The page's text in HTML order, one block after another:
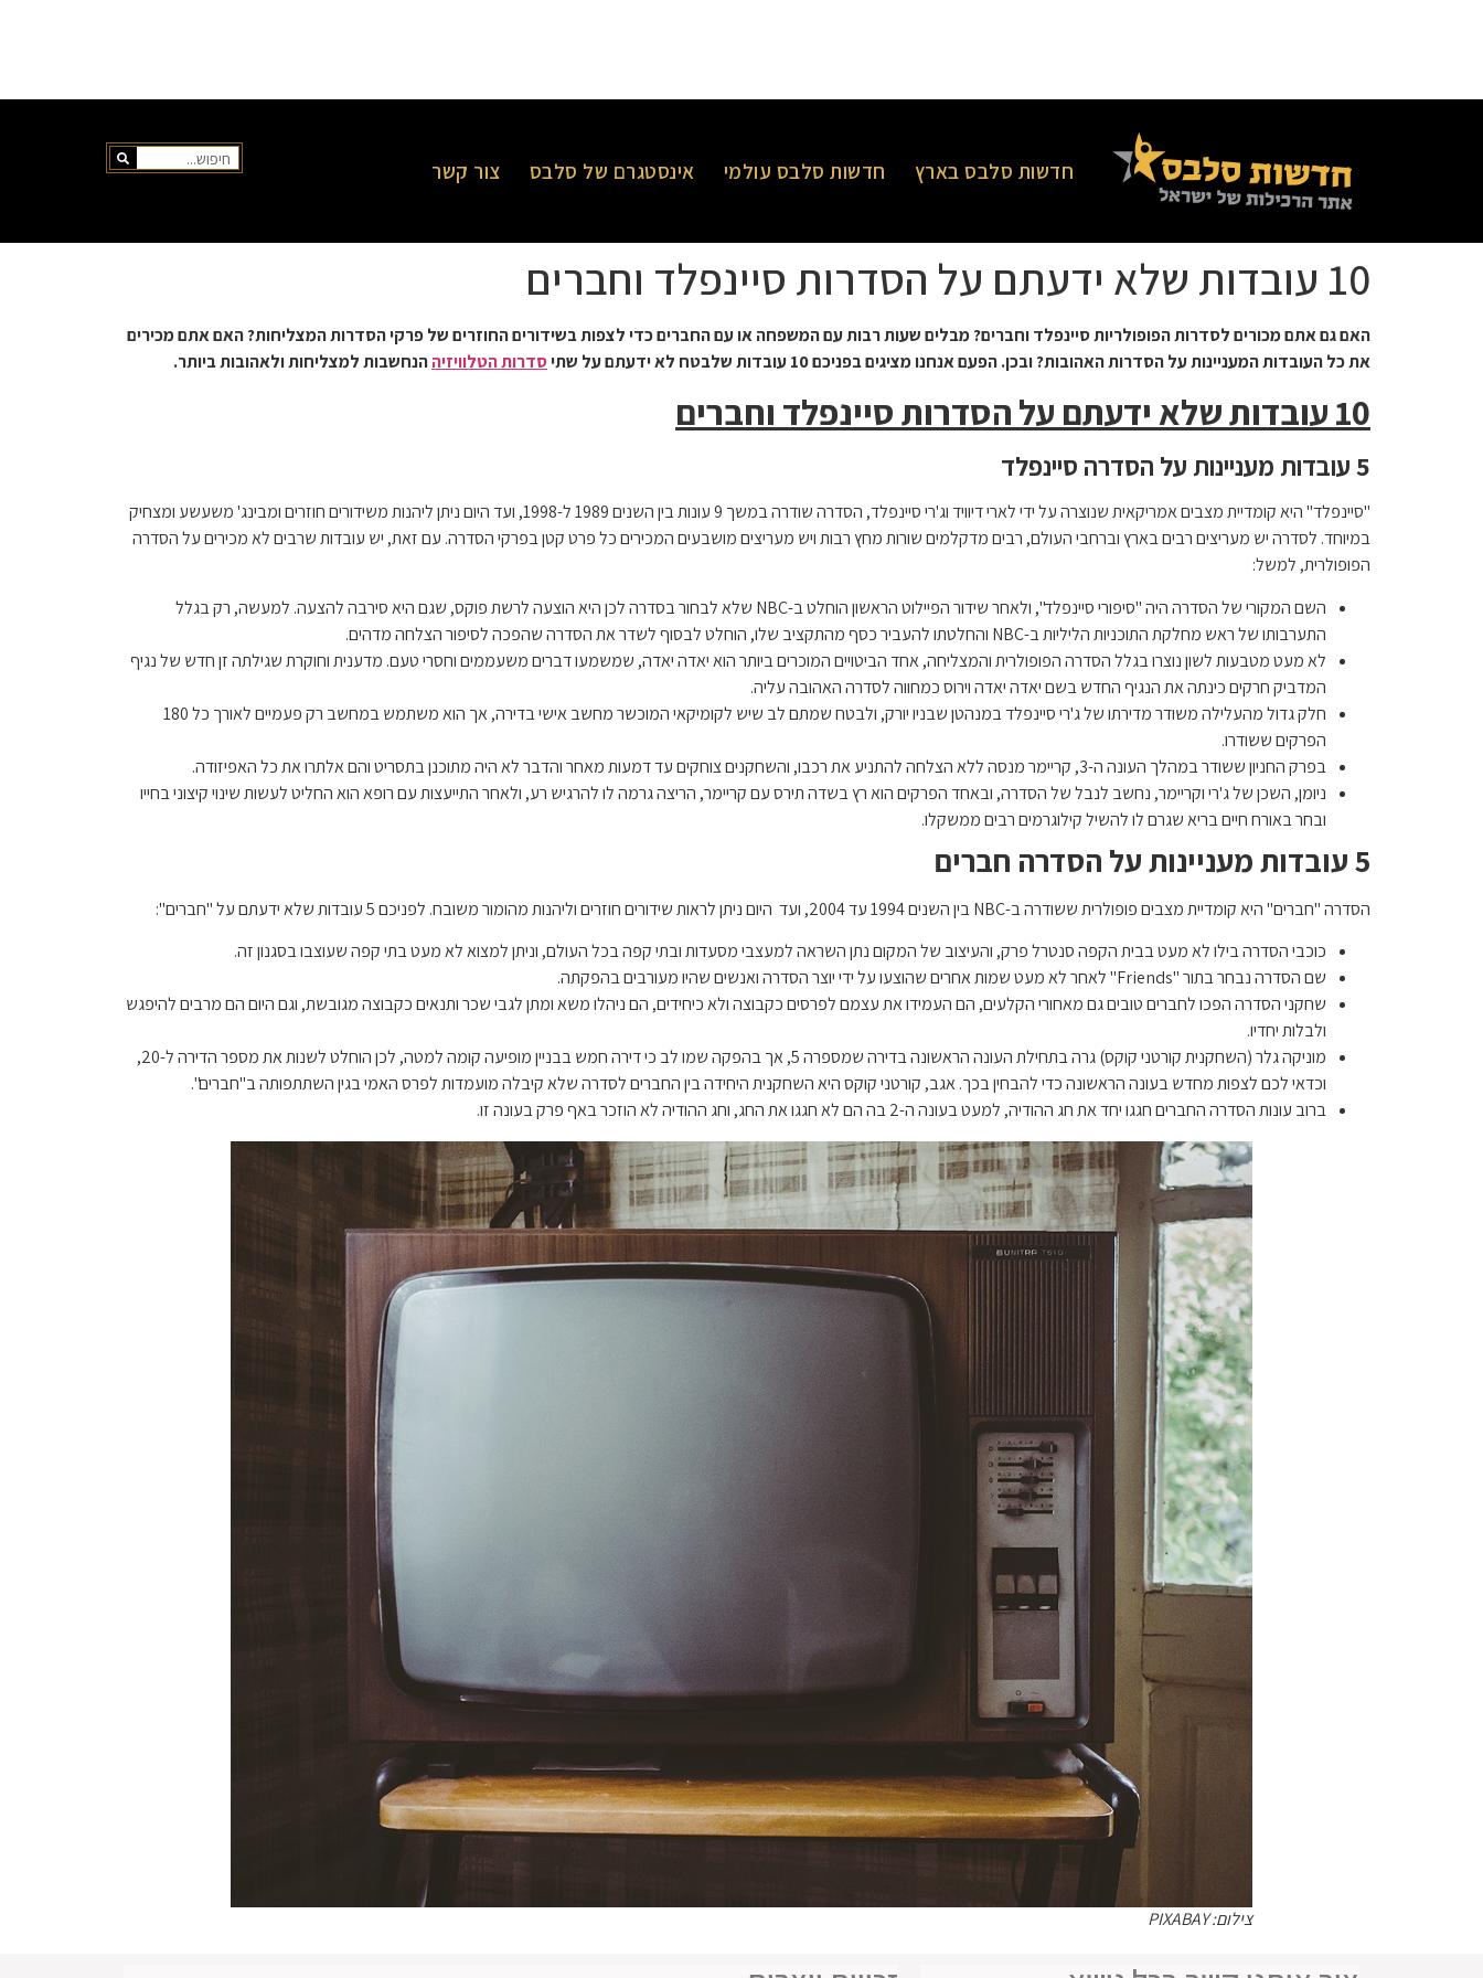
חדשות סלבס בארץ חדשות סלבס עולמי אינסטגרם של סלבס צור קשר
10 עובדות שלא ידעתם על הסדרות סיינפלד וחברים
האם גם אתם מכורים לסדרות הפופולריות סיינפלד וחברים? מבלים שעות רבות עם המשפחה או עם החברים כדי לצפות בשידורים החוזרים של פרקי הסדרות המצליחות? האם אתם מכירים
את כל העובדות המעניינות על הסדרות האהובות? ובכן. הפעם אנחנו מציגים בפניכם 10 עובדות שלבטח לא ידעתם על שתי
סדרות הטלוויזיההנחשבות למצליחות ולאהובות ביותר.
10 עובדות שלא ידעתם על הסדרות סיינפלד וחברים
5 עובדות מעניינות על הסדרה סיינפלד
"סיינפלד" היא קומדיית מצבים אמריקאית שנוצרה על ידי לארי דיוויד וג'רי סיינפלד, הסדרה שודרה במשך 9 עונות בין השנים 1989 ל-1998, ועד היום ניתן ליהנות משידורים חוזרים ומבינג' משעשע ומצחיק
במיוחד. לסדרה יש מעריצים רבים בארץ וברחבי העולם, רבים מדקלמים שורות מחץ רבות ויש מעריצים מושבעים המכירים כל פרט קטן בפרקי הסדרה. עם זאת, יש עובדות שרבים לא מכירים על הסדרה
הפופולרית, למשל:
השם המקורי של הסדרה היה "סיפורי סיינפלד", ולאחר שידור הפיילוט הראשון הוחלט ב-NBC שלא לבחור בסדרה לכן היא הוצעה לרשת פוקס, שגם היא סירבה להצעה. למעשה, רק בגלל
התערבותו של ראש מחלקת התוכניות הליליות ב-NBC והחלטתו להעביר כסף מהתקציב שלו, הוחלט לבסוף לשדר את הסדרה שהפכה לסיפור הצלחה מדהים.
לא מעט מטבעות לשון נוצרו בגלל הסדרה הפופולרית והמצליחה, אחד הביטויים המוכרים ביותר הוא יאדה יאדה, שמשמעו דברים משעממים וחסרי טעם. מדענית וחוקרת שגילתה זן חדש של נגיף
המדביק חרקים כינתה את הנגיף החדש בשם יאדה יאדה וירוס כמחווה לסדרה האהובה עליה.
חלק גדול מהעלילה משודר מדירתו של ג'רי סיינפלד במנהטן שבניו יורק, ולבטח שמתם לב שיש לקומיקאי המוכשר מחשב אישי בדירה, אך הוא משתמש במחשב רק פעמיים לאורך כל 180
הפרקים ששודרו.
בפרק החניון ששודר במהלך העונה ה-3, קריימר מנסה ללא הצלחה להתניע את רכבו, והשחקנים צוחקים עד דמעות מאחר והדבר לא היה מתוכנן בתסריט והם אלתרו את כל האפיזודה.
ניומן, השכן של ג'רי וקריימר, נחשב לנבל של הסדרה, ובאחד הפרקים הוא רץ בשדה תירס עם קריימר, הריצה גרמה לו להרגיש רע, ולאחר התייעצות עם רופא הוא החליט לעשות שינוי קיצוני בחייו
ובחר באורח חיים בריא שגרם לו להשיל קילוגרמים רבים ממשקלו.
5 עובדות מעניינות על הסדרה חברים
הסדרה "חברים" היא קומדיית מצבים פופולרית ששודרה ב-NBC בין השנים 1994 עד 2004, ועד היום ניתן לראות שידורים חוזרים וליהנות מהומור משובח. לפניכם 5 עובדות שלא ידעתם על "חברים":
כוכבי הסדרה בילו לא מעט בבית הקפה סנטרל פרק, והעיצוב של המקום נתן השראה למעצבי מסעדות ובתי קפה בכל העולם, וניתן למצוא לא מעט בתי קפה שעוצבו בסגנון זה.
שם הסדרה נבחר בתור "Friends" לאחר לא מעט שמות אחרים שהוצעו על ידי יוצר הסדרה ואנשים שהיו מעורבים בהפקתה.
שחקני הסדרה הפכו לחברים טובים גם מאחורי הקלעים, הם העמידו את עצמם לפרסים כקבוצה ולא כיחידים, הם ניהלו משא ומתן לגבי שכר ותנאים כקבוצה מגובשת, וגם היום הם מרבים להיפגש
ולבלות יחדיו.
מוניקה גלר (השחקנית קורטני קוקס) גרה בתחילת העונה הראשונה בדירה שמספרה 5, אך בהפקה שמו לב כי דירה חמש בבניין מופיעה קומה למטה, לכן הוחלט לשנות את מספר הדירה ל-20,
וכדאי לכם לצפות מחדש בעונה הראשונה כדי להבחין בכך. אגב, קורטני קוקס היא השחקנית היחידה בין החברים לסדרה שלא קיבלה מועמדות לפרס האמי בגין השתתפותה ב"חברים".
ברוב עונות הסדרה החברים חגגו יחד את חג ההודיה, למעט בעונה ה-2 בה הם לא חגגו את החג, וחג ההודיה לא הוזכר באף פרק בעונה זו.
צילום: PIXABAY